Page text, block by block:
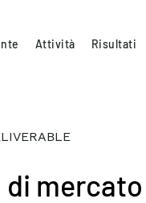
Attività Risultati
di